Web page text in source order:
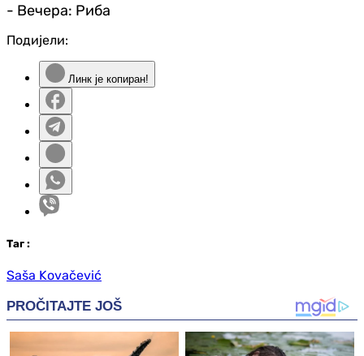
- Вечера: Риба
Подијели:
Линк је копиран!
Таг :
Saša Kovačević